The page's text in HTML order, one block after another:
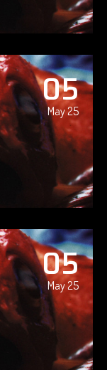
05
May 25
05
May 25